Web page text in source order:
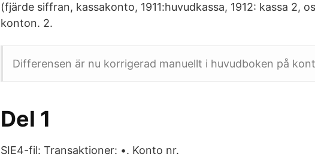
(fjärde siffran, kassakonto, 1911:huvudkassa, 1912: kassa 2,
konton. 2.
Differensen är nu korrigerad manuellt i huvudboken på
Del 1
SIE4-fil: Transaktioner: •. Konto nr.